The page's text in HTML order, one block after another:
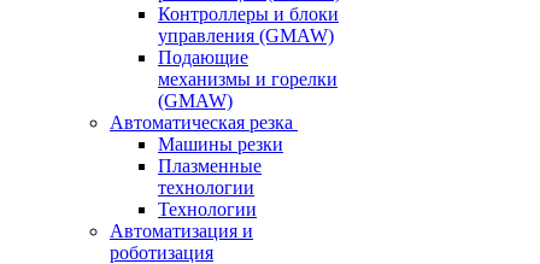
Контроллеры и блоки
управления (GMAW)
Подающие
механизмы и горелки
(GMAW)
Автоматическая резка
Машины резки
Плазменные
технологии
Технологии
Автоматизация и
роботизация